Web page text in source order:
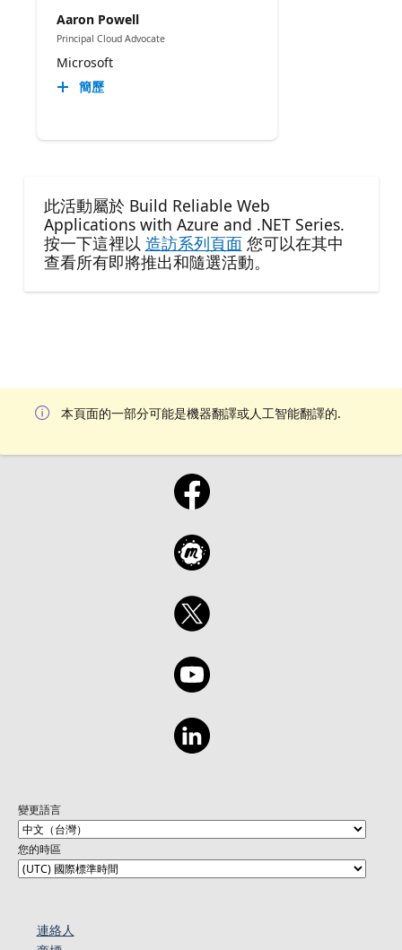
Aaron Powell
Principal Cloud Advocate
Microsoft
簡歷
此活動屬於 Build Reliable Web
Applications with Azure and .NET Series.
按一下這裡以 造訪系列頁面您可以在其中
查看所有即將推出和隨選活動。
本頁面的一部分可能是機器翻譯或人工智能翻譯的.
變更語言
您的時區
連絡人​​